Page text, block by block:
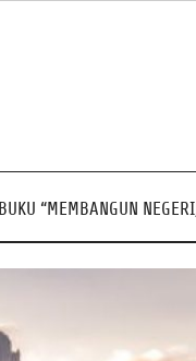
BUKU “MEMBANGUN